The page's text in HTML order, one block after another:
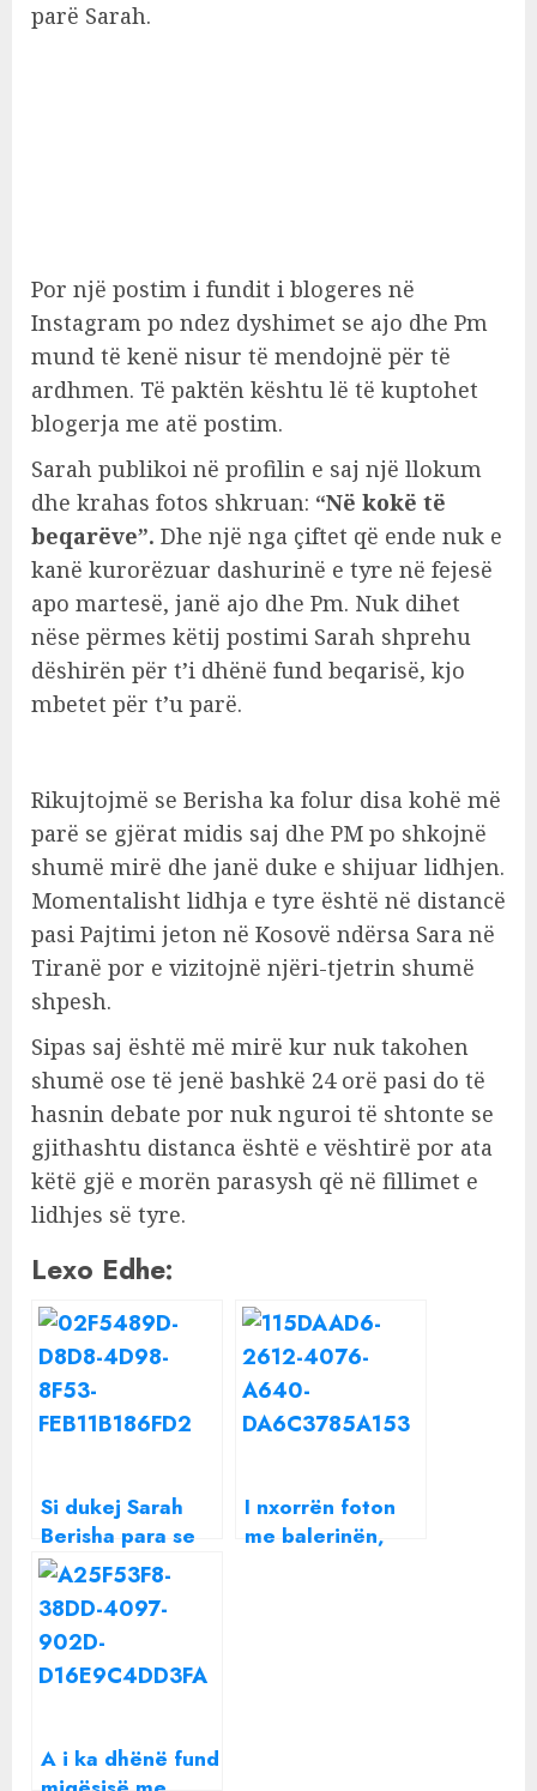
parë Sarah.
Por një postim i fundit i blogeres në
Instagram po ndez dyshimet se ajo dhe Pm
mund të kenë nisur të mendojnë për të
ardhmen. Të paktën kështu lë të kuptohet
blogerja me atë postim.
Sarah publikoi në profilin e saj një llokum
dhe krahas fotos shkruan: “Në kokë të
beqarëve”. Dhe një nga çiftet që ende nuk e
kanë kurorëzuar dashurinë e tyre në fejesë
apo martesë, janë ajo dhe Pm. Nuk dihet
nëse përmes këtij postimi Sarah shprehu
dëshirën për t’i dhënë fund beqarisë, kjo
mbetet për t’u parë.
Rikujtojmë se Berisha ka folur disa kohë më
parë se gjërat midis saj dhe PM po shkojnë
shumë mirë dhe janë duke e shijuar lidhjen.
Momentalisht lidhja e tyre është në distancë
pasi Pajtimi jeton në Kosovë ndërsa Sara në
Tiranë por e vizitojnë njëri-tjetrin shumë
shpesh.
Sipas saj është më mirë kur nuk takohen
shumë ose të jenë bashkë 24 orë pasi do të
hasnin debate por nuk nguroi të shtonte se
gjithashtu distanca është e vështirë por ata
këtë gjë e morën parasysh që në fillimet e
lidhjes së tyre.
Lexo Edhe:
Si dukej Sarah
Berisha para se
të bëhej e
famshme, fotot
marrin dhenë
I nxorrën foton
me balerinën,
A i ka dhënë fund